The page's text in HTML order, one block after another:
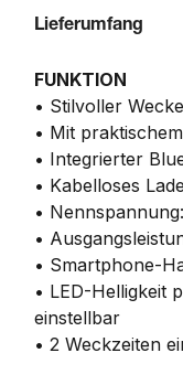
Lieferumfang
FUNKTION
• Stilvoller
• Mit
• Integrierter
• Kabelloses
•
•
• Smartphone-
• LED-Helligkeit
einstellbar
• 2 Weckzeiten